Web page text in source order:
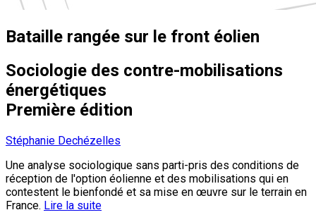
Bataille rangée sur le front éolien
Sociologie des contre-mobilisations
énergétiques
Première édition
Stéphanie Dechézelles
Une analyse sociologique sans parti-pris des conditions de
réception de l'option éolienne et des mobilisations qui en
contestent le bienfondé et sa mise en œuvre sur le terrain en
France. Lire la suite